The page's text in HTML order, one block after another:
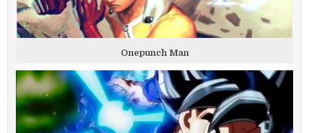
Onepunch Man